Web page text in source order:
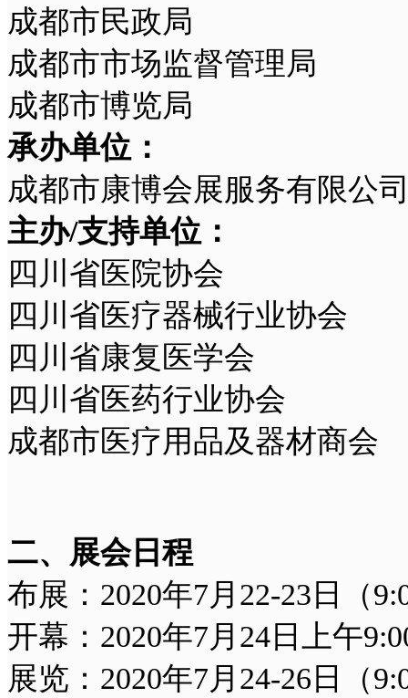
成都市民政局
成都市市场监督管理局
成都市博览局
承办单位：
成都市康博会展服务有限公
主办/支持单位：
四川省医院协会
四川省医疗器械行业协会
四川省康复医学会
四川省医药行业协会
成都市医疗用品及器材商会
二、展会日程
布展：2020年7月22-23日（
开幕：2020年7月24日上午
展览：2020年7月24-26日（